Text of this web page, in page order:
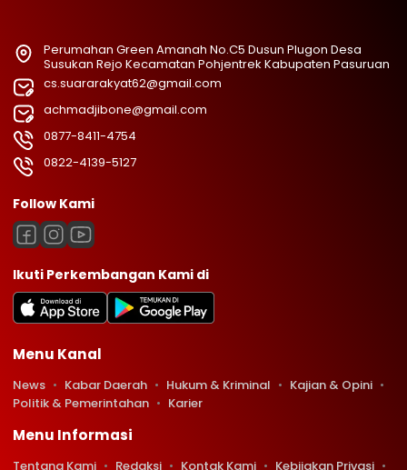
Perumahan Green Amanah No.C5 Dusun Plugon Desa
Susukan Rejo Kecamatan Pohjentrek Kabupaten Pasuruan
cs.suararakyat62@gmail.com
achmadjibone@gmail.com
0877-8411-4754
0822-4139-5127
Follow Kami
Ikuti Perkembangan Kami di
Menu Kanal
News Kabar Daerah Hukum & Kriminal
Kajian & Opini
Politik & Pemerintahan
Karier
Menu Informasi
Tentang Kami Redaksi Kontak Kami Kebijakan Privasi